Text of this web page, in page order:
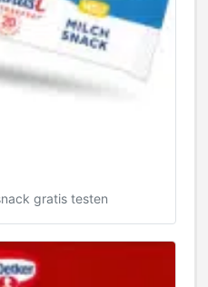
gratis testen